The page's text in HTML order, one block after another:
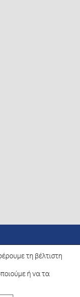
Χαρακτήρα
τη βέλτιστη
ή να τα